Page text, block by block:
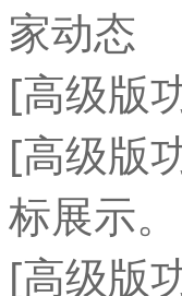
家动态
[高级版
[高级版
标展示。
[高级版